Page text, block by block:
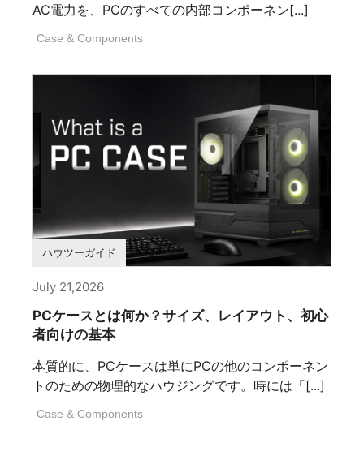
AC電力を、PCのすべての内部コンポーネン[...]
Case & Components
ハウツーガイド
July 21,2026
PCケースとは何か？サイズ、レイアウト、初心
者向けの基本
本質的に、PCケースは単にPCの他のコンポーネン
トのための物理的なハウジングです。時には「[...]
Case & Components